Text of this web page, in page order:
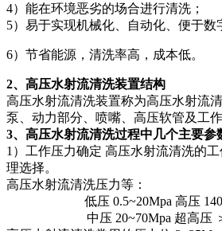
4）能在环境恶劣的场合进行清洗；
5）易于实现机械化、自动化、便于数
6）节省能源，清洗率高，成本低。
2、高压水射流清洗装置结构
高压水射流清洗装置称为高压水射流
泵、动力部分、喷嘴、高压软管及工作
3、高压水射流清洗过程中几个主要参
1）工作压力确定 高压水射流清洗的
理选择。
高压水射流清洗压力等：
低压 0.5~20Mpa 高压
中压 20~70Mpa 超高压